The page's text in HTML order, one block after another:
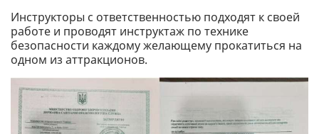
Инструкторы с ответственностью подходят к своей
работе и проводят инструктаж по технике
безопасности каждому желающему прокатиться на
одном из аттракционов.